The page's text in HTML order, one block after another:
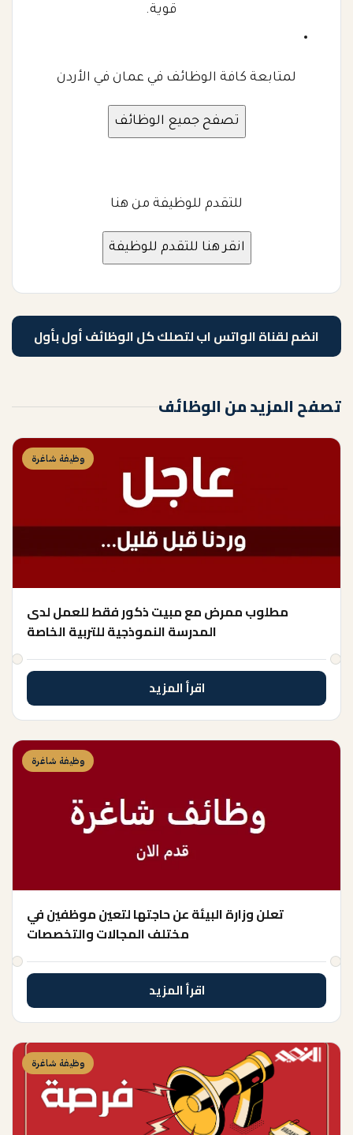
قوية.
لمتابعة كافة الوظائف في عمان في الأردن
للتقدم للوظيفة من هنا
انضم لقناة الواتس اب لتصلك كل الوظائف أول بأول
تصفح المزيد من الوظائف
وظيفة شاغرة
مطلوب ممرض مع مبيت ذكور فقط للعمل لدى
المدرسة النموذجية للتربية الخاصة
اقرأ المزيد
وظيفة شاغرة
تعلن وزارة البيئة عن حاجتها لتعين موظفين في
مختلف المجالات والتخصصات
اقرأ المزيد
وظيفة شاغرة